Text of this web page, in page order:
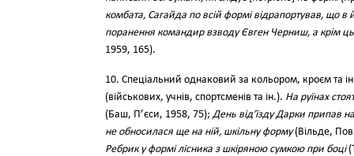
комбата, Сагайда по всій формі відрапортував, що в
поранення командир взводу Євген Черниш, а крім
1959, 165).
10. Спеціальний однаковий за кольором, кроєм та
(військових, учнів, спортсменів та ін.). На руїнах
(Баш, П’єси, 1958, 75);День від’їзду Дарки припав
не обносилася ще на ній, шкільну форму(Вільде,
Ребрик у формі лісника з шкіряною сумкою при боці